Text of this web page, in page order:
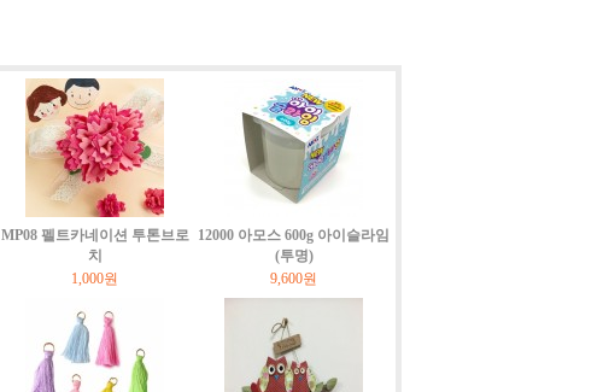
MP08 펠트카네이션 투톤브로
치
1,000원
12000 아모스 600g 아이슬라임
(투명)
9,600원